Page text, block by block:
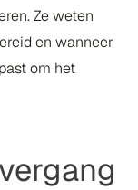
Ze weten
en wanneer
om het